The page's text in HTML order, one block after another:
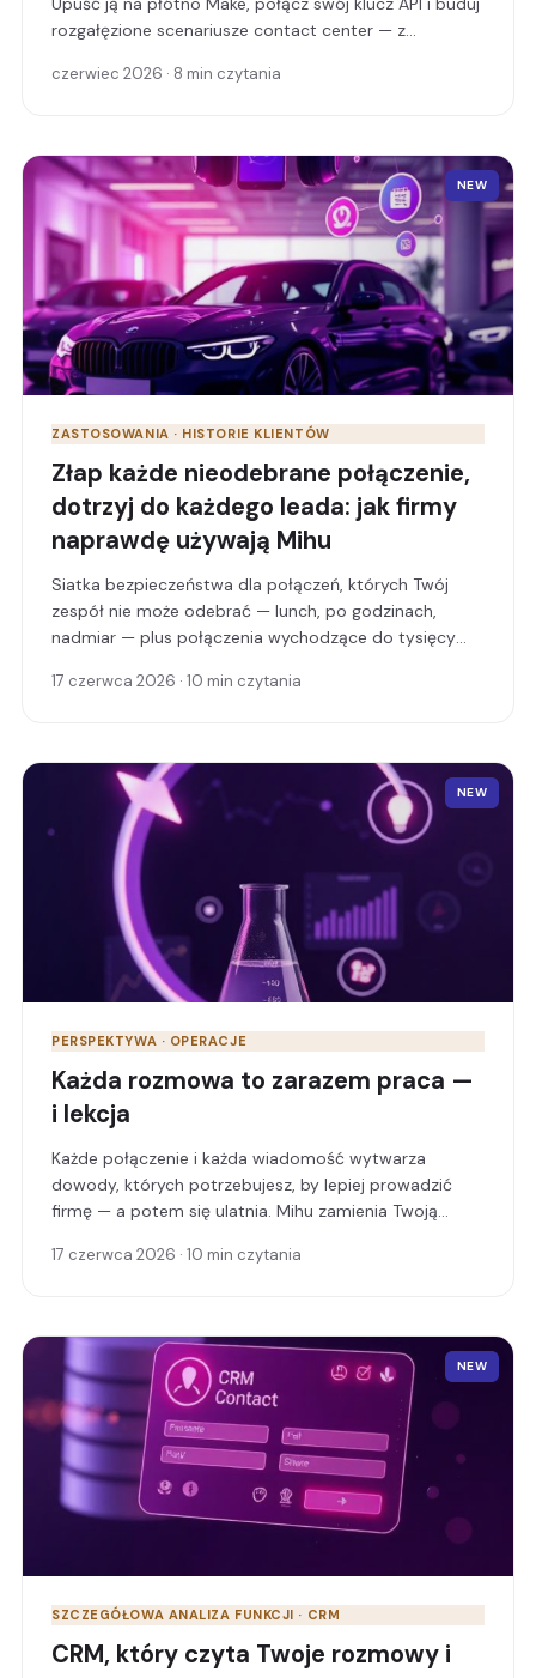
rozgałęzione scenariusze contact center — z
rzeczywistym — bez pisania ani jednej linijki kodu.
czerwiec 2026 · 8 min czytania
NEW
ZASTOSOWANIA · HISTORIE KLIENTÓW
Złap każde nieodebrane połączenie,
dotrzyj do każdego leada: jak firmy
naprawdę używają Mihu
Siatka bezpieczeństwa dla połączeń, których Twój
zespół nie może odebrać — lunch, po godzinach,
nadmiar — plus połączenia wychodzące do tysięcy
rozmowy na WhatsApp i SMS oraz QA, które ocenia
17 czerwca 2026 · 10 min czytania
NEW
PERSPEKTYWA · OPERACJE
Każda rozmowa to zarazem praca —
i lekcja
Każde połączenie i każda wiadomość wytwarza
dowody, których potrzebujesz, by lepiej prowadzić
firmę — a potem się ulatnia. Mihu zamienia Twoją
testowania i uczenia się: wydobywa wnioski, pozwala
sprzedajesz.
17 czerwca 2026 · 10 min czytania
NEW
SZCZEGÓŁOWA ANALIZA FUNKCJI · CRM
CRM, który czyta Twoje rozmowy i